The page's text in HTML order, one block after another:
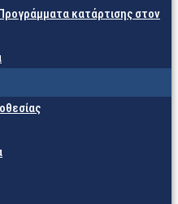
κατάρτισης στον